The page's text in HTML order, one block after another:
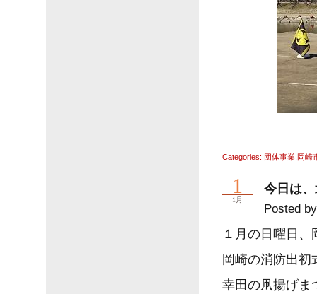
Categories: 団体事業, 岡崎
今日は
Posted
１月の日曜日
岡崎の消防出初
幸田の凧揚げま
1
1月